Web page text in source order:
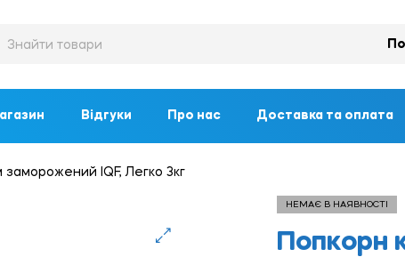
Відгуки Про нас Доставка та оплата
заморожений IQF, Легко 3кг
НЕМАЄ В НАЯВНОСТІ
Попкорн